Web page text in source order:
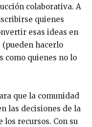
colaborativa. A
quienes
esas ideas en
hacerlo
como quienes no lo
que la comunidad
las decisiones de la
recursos. Con su